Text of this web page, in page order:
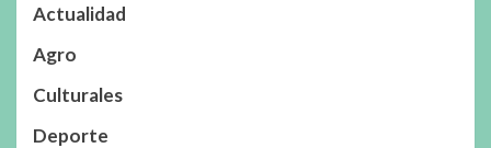
Actualidad
Agro
Culturales
Deporte